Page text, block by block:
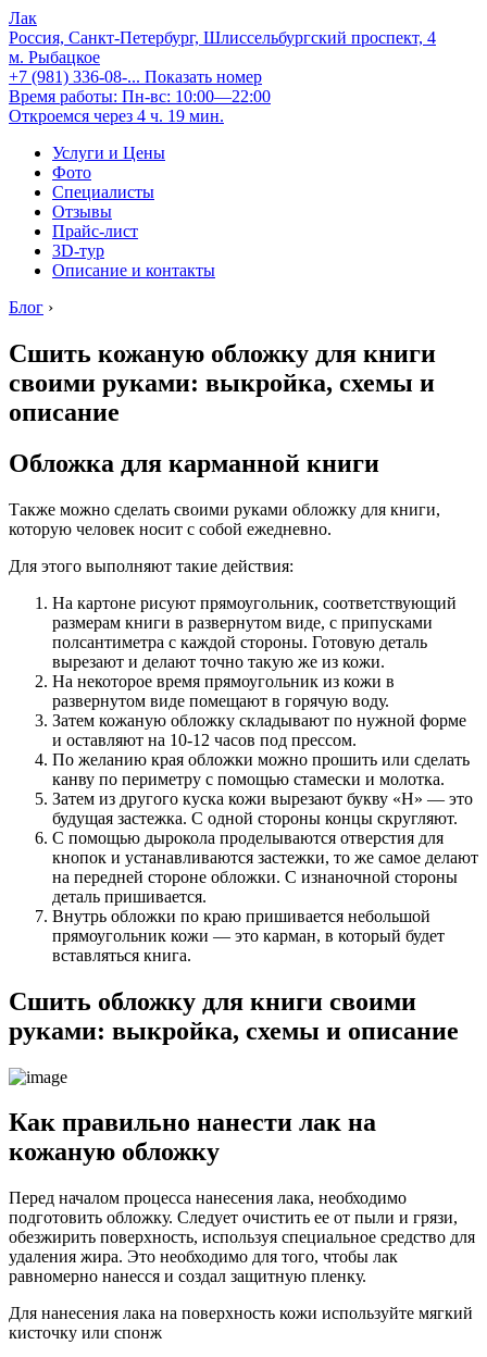
Лак
Россия, Санкт-Петербург, Шлиссельбургский проспект, 4
м. Рыбацкое
+7 (981) 336-08-... Показать номер
Время работы: Пн-вс: 10:00—22:00
Откроемся через 4 ч. 19 мин.
Услуги и Цены
Фото
Специалисты
Отзывы
Прайс-лист
3D-тур
Описание и контакты
Блог ›
Сшить кожаную обложку для книги
своими руками: выкройка, схемы и
описание
Обложка для карманной книги
Также можно сделать своими руками обложку для книги,
которую человек носит с собой ежедневно.
Для этого выполняют такие действия:
На картоне рисуют прямоугольник, соответствующий
размерам книги в развернутом виде, с припусками
полсантиметра с каждой стороны. Готовую деталь
вырезают и делают точно такую же из кожи.
На некоторое время прямоугольник из кожи в
развернутом виде помещают в горячую воду.
Затем кожаную обложку складывают по нужной форме
и оставляют на 10-12 часов под прессом.
По желанию края обложки можно прошить или сделать
канву по периметру с помощью стамески и молотка.
Затем из другого куска кожи вырезают букву «Н» — это
будущая застежка. С одной стороны концы скругляют.
С помощью дырокола проделываются отверстия для
кнопок и устанавливаются застежки, то же самое делают
на передней стороне обложки. С изнаночной стороны
деталь пришивается.
Внутрь обложки по краю пришивается небольшой
прямоугольник кожи — это карман, в который будет
вставляться книга.
Сшить обложку для книги своими
руками: выкройка, схемы и описание
Как правильно нанести лак на
кожаную обложку
Перед началом процесса нанесения лака, необходимо
подготовить обложку. Следует очистить ее от пыли и грязи,
обезжирить поверхность, используя специальное средство для
удаления жира. Это необходимо для того, чтобы лак
равномерно нанесся и создал защитную пленку.
Для нанесения лака на поверхность кожи используйте мягкий
кисточку или спонж